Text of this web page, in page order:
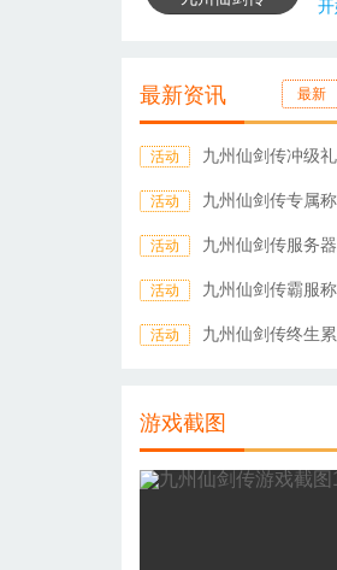
最新资讯 最新
活动 九州仙剑传冲级
活动 九州仙剑传专属
活动 九州仙剑传服务
活动 九州仙剑传霸服
活动 九州仙剑传终生
游戏截图